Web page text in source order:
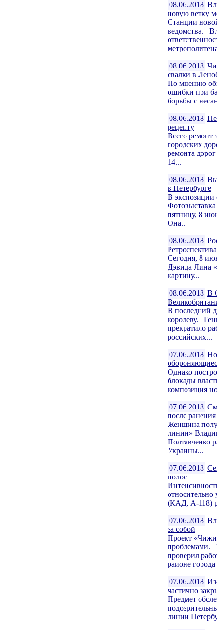
08.06.2018
новую ветку
Станции
ведомства.
08.06.2018
свалки в
По мнению
ошибки при
борьбы с
08.06.2018
рецепту
Всего ремонт
городских
ремонта
14...
08.06.2018
в Петербурге
В экспозиции
пятницу, 8
Она...
08.06.2018
Сегодня, 8
Дэвида Лина
картину...
08.06.2018 В
В последний
королеву.
прекратило
российских...
07.06.2018
Однако
блокады
композиция
07.06.2018
после
Женщина
линии»
Полтавченко
Украины...
07.06.2018
полос
относительно
(КАД, А-118)
07.06.2018
за собой
Проект
проблемами.
проверил
районе
07.06.2018
частично
Предмет
линии